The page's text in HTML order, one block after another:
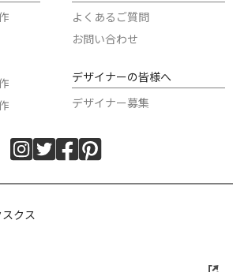
よくあるご質問
お問い合わせ
デザイナーの皆様へ
デザイナー募集
クス